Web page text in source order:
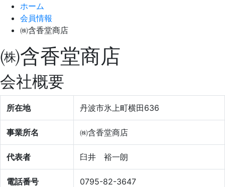
ホーム
会員情報
㈱含香堂商店
㈱含香堂商店
会社概要
所在地 丹波市氷上町横田636
事業所名 ㈱含香堂商店
代表者 臼井 裕一朗
電話番号 0795-82-3647